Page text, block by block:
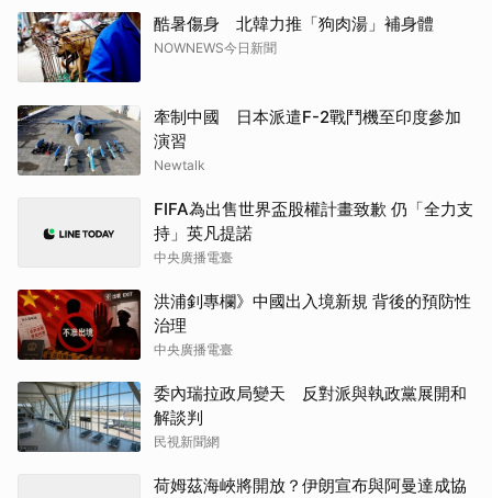
酷暑傷身 北韓力推「狗肉湯」補身體
NOWNEWS今日新聞
牽制中國 日本派遣F-2戰鬥機至印度參加
演習
Newtalk
FIFA為出售世界盃股權計畫致歉 仍「全力支
持」英凡提諾
中央廣播電臺
洪浦釗專欄》中國出入境新規 背後的預防性
治理
中央廣播電臺
委內瑞拉政局變天 反對派與執政黨展開和
解談判
民視新聞網
荷姆茲海峽將開放？伊朗宣布與阿曼達成協